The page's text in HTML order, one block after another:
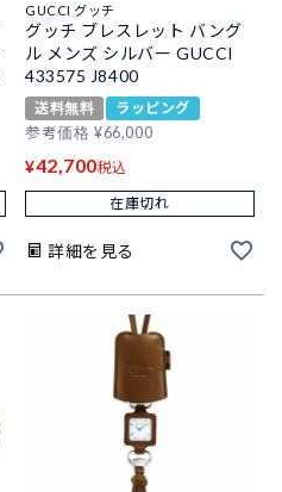
GUCCI グッチ
グッチ ブレスレット バング
ル メンズ シルバー GUCCI
433575 J8400
送料無料
ラッピング
参考価格 ¥66,000
¥42,700税込
在庫切れ
詳細を見る